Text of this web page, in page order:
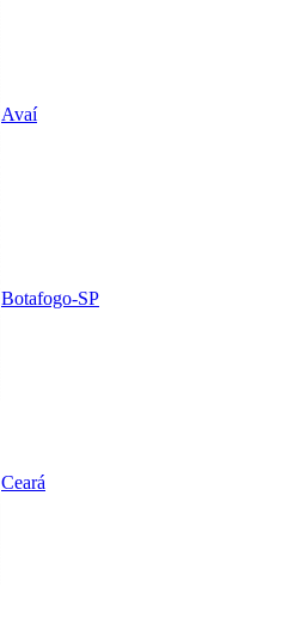
Avaí
Botafogo-SP
Ceará